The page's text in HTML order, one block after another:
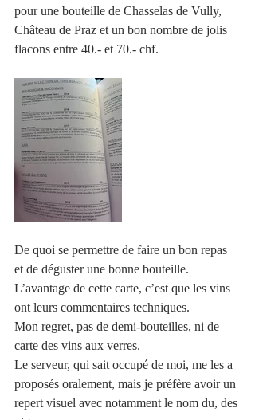
pour une bouteille de Chasselas de Vully,
Château de Praz et un bon nombre de jolis
flacons entre 40.- et 70.- chf.
De quoi se permettre de faire un bon repas
et de déguster une bonne bouteille.
L’avantage de cette carte, c’est que les vins
ont leurs commentaires techniques.
Mon regret, pas de demi-bouteilles, ni de
carte des vins aux verres.
Le serveur, qui sait occupé de moi, me les a
proposés oralement, mais je préfère avoir un
repert visuel avec notamment le nom du, des